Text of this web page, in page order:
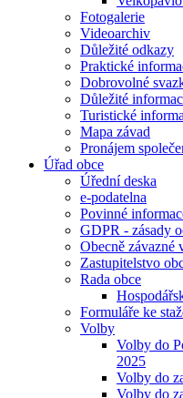
Fotogalerie
Videoarchiv
Důležité odkazy
Praktické
Dobrovolné
Důležité
Turistické
Mapa závad
Pronájem
Úřad obce
Úřední deska
e-podatelna
Povinné
GDPR - zásady
Obecně závazné
Zastupitelstvo
Rada obce
Formuláře ke
Volby
Volby do
2025
Volby do
Volby do